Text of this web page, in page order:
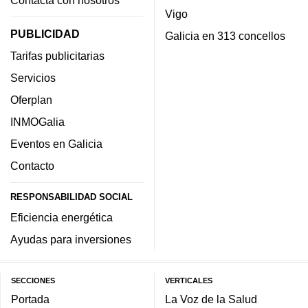
PUBLICIDAD
Tarifas publicitarias
Servicios
Oferplan
INMOGalia
Eventos en Galicia
Contacto
RESPONSABILIDAD SOCIAL
Eficiencia energética
Ayudas para inversiones
Vigo
Galicia en 313 concellos
SECCIONES
Portada
VERTICALES
La Voz de la Salud